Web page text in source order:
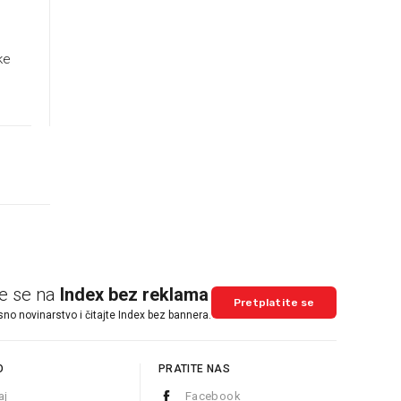
se na Index bez reklama
novinarstvo i čitajte Index bez bannera.
Pretplatite se
PRATITE NAS
Facebook